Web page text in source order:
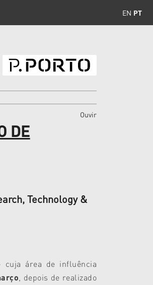
EN PT
Ouvir
DE
Technology &
cuja área de influência
, depois de realizado